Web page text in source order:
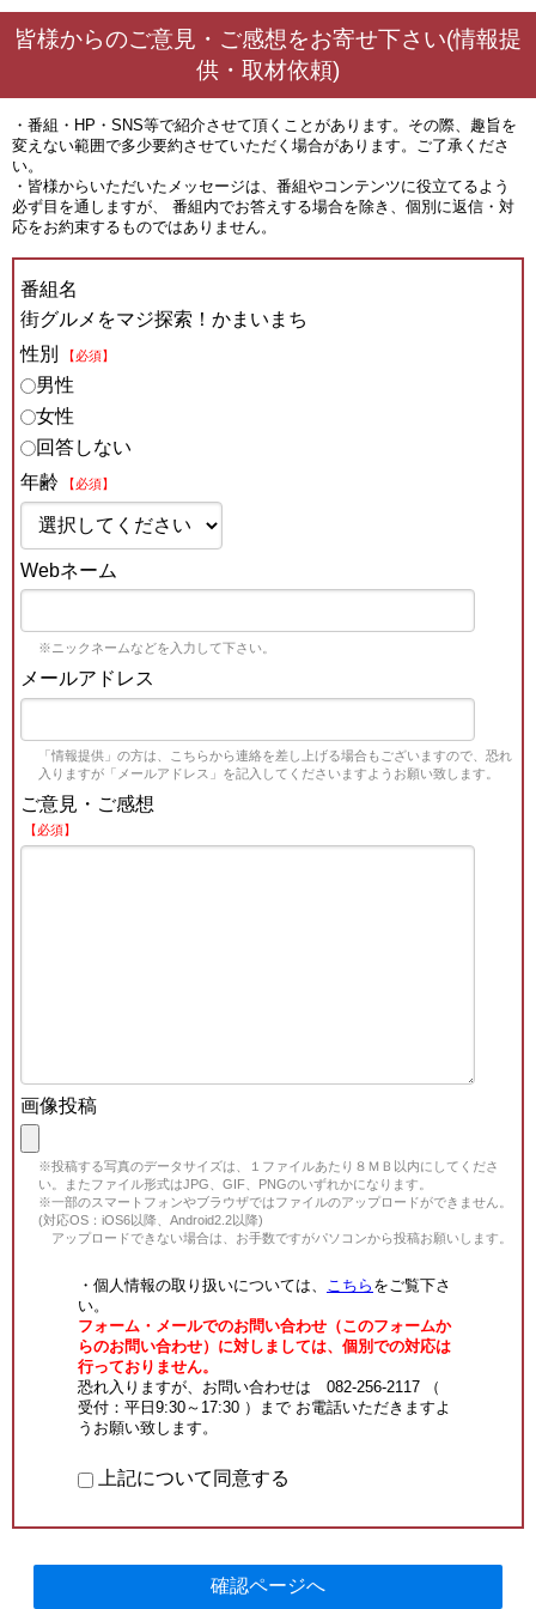
皆様からのご意見・ご感想をお寄せ下さい(情報提
供・取材依頼)
・番組・HP・SNS等で紹介させて頂くことがあります。その際、趣旨を
変えない範囲で多少要約させていただく場合があります。ご了承くださ
い。
・皆様からいただいたメッセージは、番組やコンテンツに役立てるよう
必ず目を通しますが、 番組内でお答えする場合を除き、個別に返信・対
応をお約束するものではありません。
番組名
街グルメをマジ探索！かまいまち
性別
【必須】
男性
女性
回答しない
年齢
【必須】
Webネーム
※ニックネームなどを入力して下さい。
メールアドレス
「情報提供」の方は、こちらから連絡を差し上げる場合もございますので、恐れ
入りますが「メールアドレス」を記入してくださいますようお願い致します。
ご意見・ご感想
【必須】
画像投稿
※投稿する写真のデータサイズは、１ファイルあたり８ＭＢ以内にしてくださ
い。またファイル形式はJPG、GIF、PNGのいずれかになります。
※一部のスマートフォンやブラウザではファイルのアップロードができません。
(対応OS：iOS6以降、Android2.2以降)
アップロードできない場合は、お手数ですがパソコンから投稿お願いします。
・個人情報の取り扱いについては、 こちら をご覧下さ
い。
フォーム・メールでのお問い合わせ（このフォームか
らのお問い合わせ）に対しましては、個別での対応は
行っておりません。
恐れ入りますが、お問い合わせは 082-256-2117 （
受付：平日9:30～17:30 ）まで お電話いただきますよ
うお願い致します。
上記について同意する
確認ページへ